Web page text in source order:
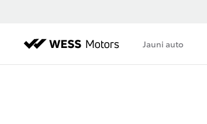
Jauni auto